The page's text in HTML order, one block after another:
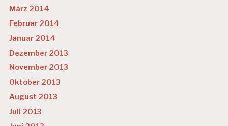
März 2014
Februar 2014
Januar 2014
Dezember 2013
November 2013
Oktober 2013
August 2013
Juli 2013